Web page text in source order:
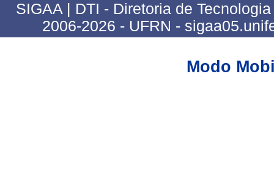
SIGAA | DTI - Diretoria de
2006-2026 - UFRN -
Modo